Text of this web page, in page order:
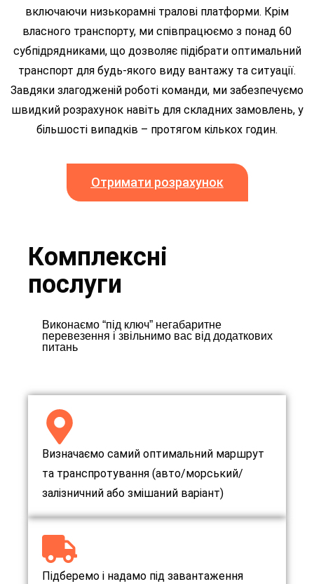
включаючи низькорамні тралові платформи. Крім
власного транспорту, ми співпрацюємо з понад 60
субпідрядниками, що дозволяє підібрати оптимальний
транспорт для будь-якого виду вантажу та ситуації.
Завдяки злагодженій роботі команди, ми забезпечуємо
швидкий розрахунок навіть для складних замовлень, у
більшості випадків – протягом кількох годин.
Отримати розрахунок
Комплексні
послуги
Виконаємо “під ключ” негабаритне
перевезення і звільнимо вас від додаткових
питань
Визначаємо самий оптимальний маршрут
та транспротування (авто/морський/
залізничний або змішаний варіант)
Підберемо і надамо під завантаження